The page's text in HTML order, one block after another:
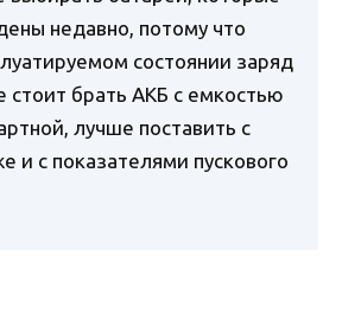
недавно, потому что
состоянии заряд
стоит брать АКБ с емкостью
лучше поставить с
и с показателями пускового